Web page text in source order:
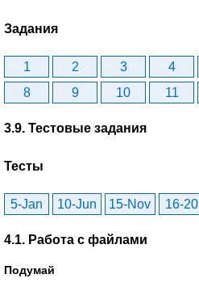
Задания
1 2 3 4
8
9 10 11
3.9. Тестовые задания
Тесты
5-Jan 10-Jun 15-Nov 16-20
4.1. Работа с файлами
Подумай